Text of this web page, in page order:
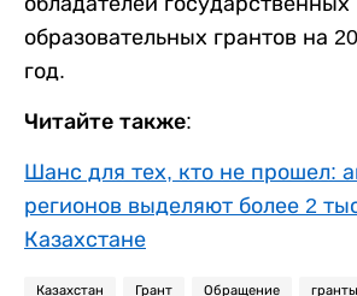
образовательных грантов на
год.
Читайте также:
Шанс для тех, кто не прошел:
регионов выделяют более 2
Казахстане
Казахстан Грант Обращение гранты